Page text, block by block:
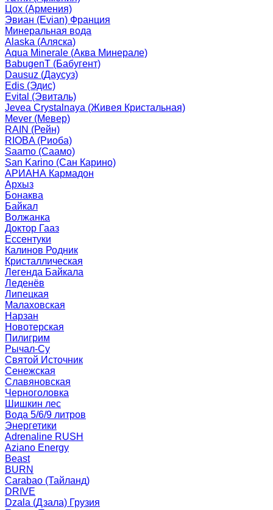
Цох (Армения)
Эвиан (Evian) Франция
Минеральная вода
Alaska (Аляска)
Aqua Minerale (Аква Минерале)
BabugenT (Бабугент)
Dausuz (Даусуз)
Edis (Эдис)
Evital (Эвиталь)
Jevea Crystalnaya (Живея Кристальная)
Mever (Мевер)
RAIN (Рейн)
RIOBA (Риоба)
Saamo (Саамо)
San Karino (Сан Карино)
АРИАНА Кармадон
Архыз
Бонаква
Байкал
Волжанка
Доктор Гааз
Ессентуки
Калинов Родник
Кристаллическая
Легенда Байкала
Леденёв
Липецкая
Малаховская
Нарзан
Новотерская
Пилигрим
Рычал-Су
Святой Источник
Сенежская
Славяновская
Черноголовка
Шишкин лес
Вода 5/6/9 литров
Энергетики
Adrenaline RUSH
Aziano Energy
Beast
BURN
Carabao (Тайланд)
DRIVE
Dzala (Дзала) Грузия